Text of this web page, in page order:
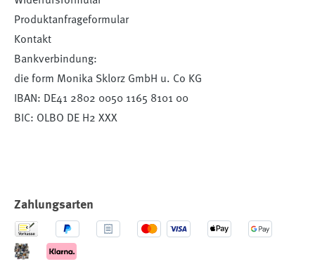
Produktanfrageformular
Kontakt
Bankverbindung:
die form Monika Sklorz GmbH u. Co KG
IBAN: DE41 2802 0050 1165 8101 00
BIC: OLBO DE H2 XXX
Zahlungsarten